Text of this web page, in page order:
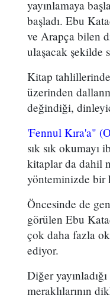
yayınlamaya
başladı. Ebu
ve Arapça bilen
ulaşacak şekilde
Kitap
üzerinden
değindiği,
'Fennul Kıra'a"
sık sık
kitaplar da dahil
yönteminizde bir
Öncesinde de
görülen Ebu
çok daha fazla
ediyor.
Diğer
meraklılarının